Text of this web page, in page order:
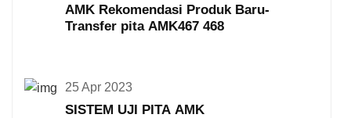
AMK Rekomendasi Produk Baru-
Transfer pita AMK467 468
25 Apr 2023
SISTEM UJI PITA AMK